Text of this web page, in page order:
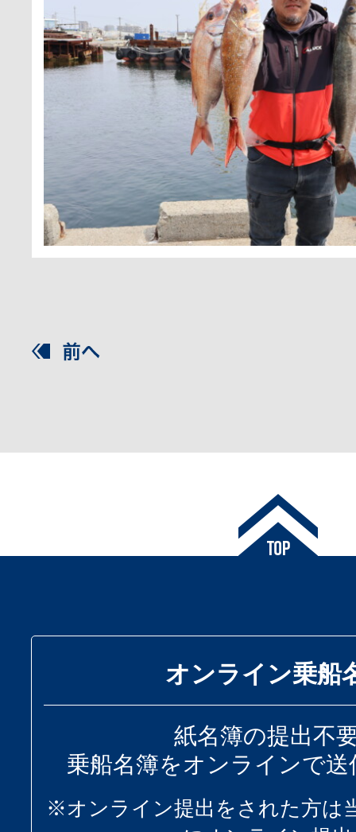
オンライン乗船
紙名簿の提出不
乗船名簿をオンラインで
※オンライン提出をされた方は